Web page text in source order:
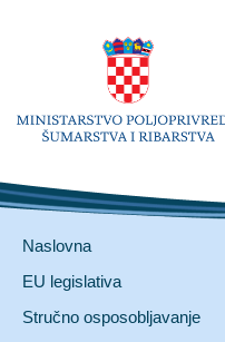
Naslovna
EU legislativa
Stručno osposobljavanje